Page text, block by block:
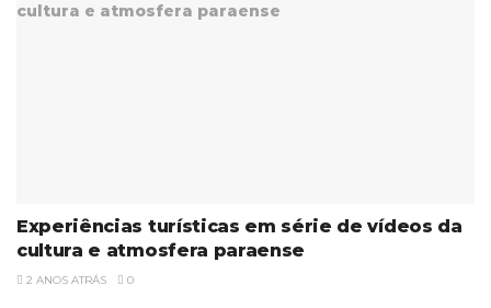
Experiências turísticas em série de vídeos da
cultura e atmosfera paraense
2 ANOS ATRÁS 0